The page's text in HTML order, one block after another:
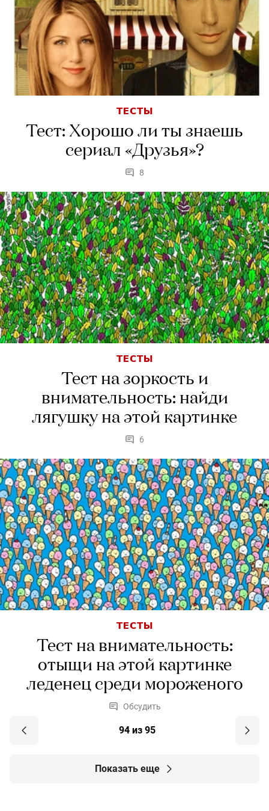
ТЕСТЫ
Тест: Хорошо ли ты знаешь
сериал «Друзья»?
8
ТЕСТЫ
Тест на зоркость и
внимательность: найди
лягушку на этой картинке
6
ТЕСТЫ
Тест на внимательность:
отыщи на этой картинке
леденец среди мороженого
Обсудить
94 из 95
Показать еще